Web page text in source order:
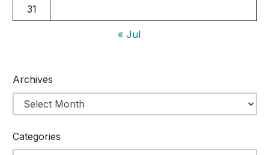
31
« Jul
Archives
Categories